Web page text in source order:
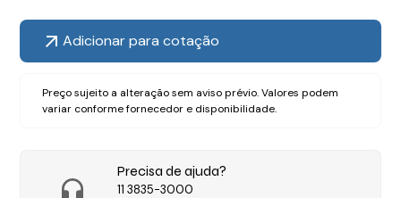
Adicionar para cotação
Preço sujeito a alteração sem aviso prévio. Valores podem
variar conforme fornecedor e disponibilidade.
Precisa de ajuda?
11 3835-3000